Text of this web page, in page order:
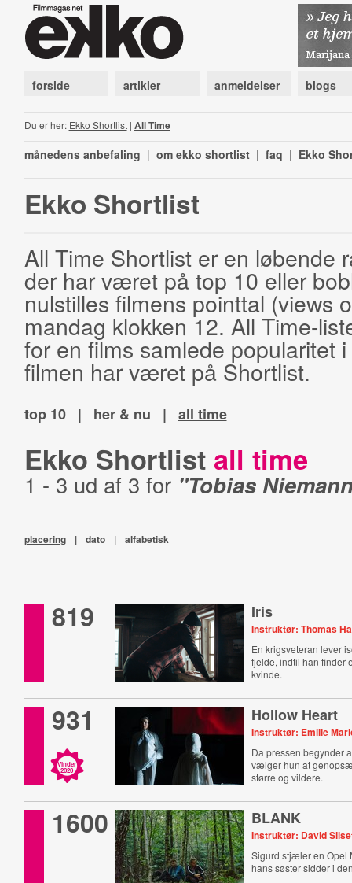
forside artikler anmeldelser blogs
Du er her: Ekko Shortlist| All Time
månedens anbefaling | om ekko shortlist | faq | Ekko
Ekko Shortlist
All Time Shortlist er en løbende
der har været på top 10 eller
nulstilles filmens pointtal (views
mandag klokken 12. All Time-
for en films samlede popularitet
filmen har været på Shortlist.
top 10 | her & nu | all time
Ekko Shortlist all time
1 - 3 ud af 3 for "Tobias
placering | dato | alfabetisk
819 Iris
Instruktør: Thomas
En krigsveteran lever
fjelde, indtil han finder
kvinde.
931
Vinder
2020
Hollow Heart
Instruktør: Emilie
Da pressen begynder
vælger hun at
større og vildere.
1600 BLANK
Instruktør: David
Sigurd stjæler en Opel
hans søster sidder i